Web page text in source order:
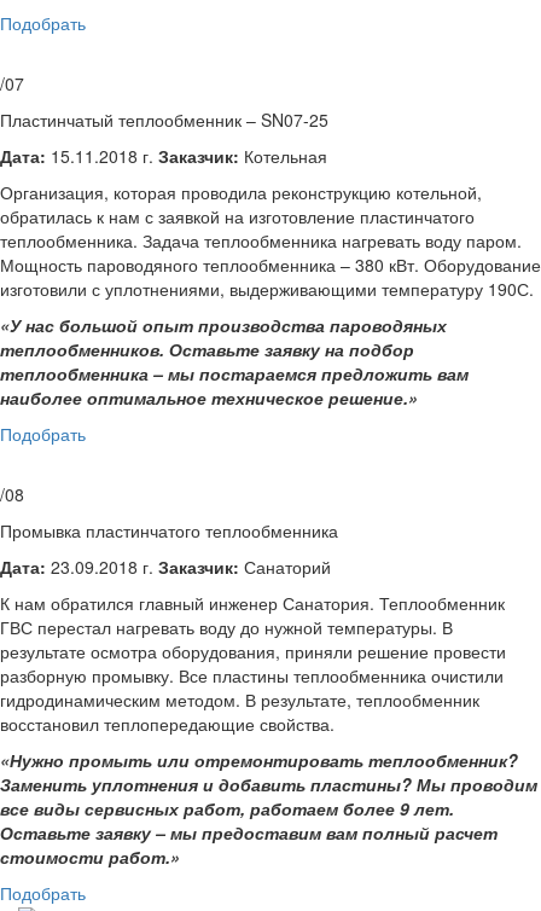
Подобрать
/07
Пластинчатый теплообменник – SN07-25
Дата: 15.11.2018 г. Заказчик: Котельная
Организация, которая проводила реконструкцию котельной,
обратилась к нам с заявкой на изготовление пластинчатого
теплообменника. Задача теплообменника нагревать воду паром.
Мощность пароводяного теплообменника – 380 кВт. Оборудование
изготовили с уплотнениями, выдерживающими температуру 190С.
«У нас большой опыт производства пароводяных
теплообменников. Оставьте заявку на подбор
теплообменника – мы постараемся предложить вам
наиболее оптимальное техническое решение.»
Подобрать
/08
Промывка пластинчатого теплообменника
Дата: 23.09.2018 г. Заказчик: Санаторий
К нам обратился главный инженер Санатория. Теплообменник
ГВС перестал нагревать воду до нужной температуры. В
результате осмотра оборудования, приняли решение провести
разборную промывку. Все пластины теплообменника очистили
гидродинамическим методом. В результате, теплообменник
восстановил теплопередающие свойства.
«Нужно промыть или отремонтировать теплообменник?
Заменить уплотнения и добавить пластины? Мы проводим
все виды сервисных работ, работаем более 9 лет.
Оставьте заявку – мы предоставим вам полный расчет
стоимости работ.»
Подобрать